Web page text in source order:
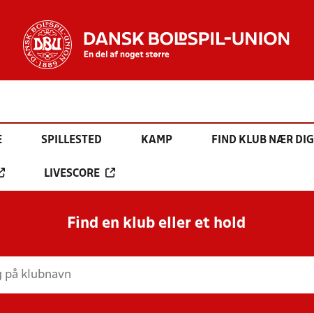
SPILLESTED KAMP FIND KLUB NÆR DIG
LIVESCORE
Find en klub eller et hold